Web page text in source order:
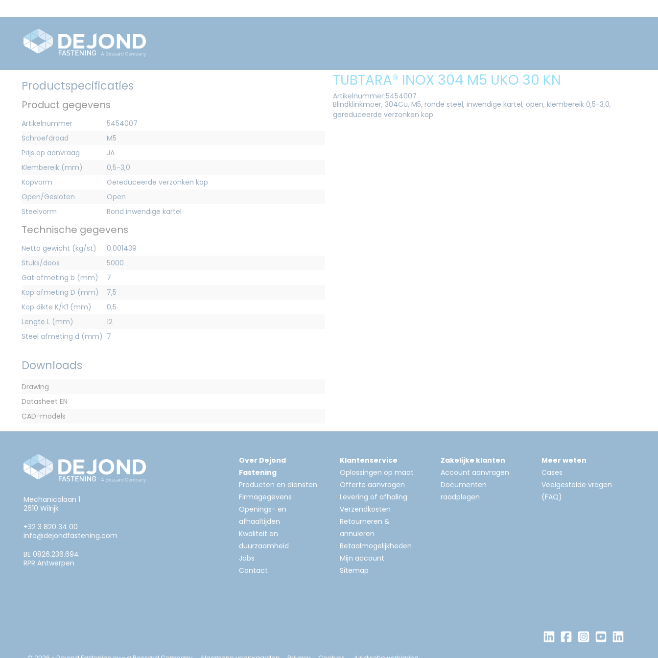
Productspecificaties
Product gegevens
Artikelnummer
5454007
Schroefdraad
M5
Prijs op aanvraag
JA
Klembereik (mm)
0,5-3,0
Kopvorm
Gereduceerde verzonken kop
Open/Gesloten
Open
Steelvorm
Rond inwendige kartel
Technische gegevens
Netto gewicht (kg/st)
0.001439
Stuks/doos
5000
Gat afmeting b (mm)
7
Kop afmeting D (mm)
7,5
Kop dikte K/K1 (mm)
0,5
Lengte L (mm)
12
Steel afmeting d (mm) 7
Downloads
Drawing
Datasheet EN
CAD-models
TUBTARA® INOX 304 M5 UKO 30 KN
Artikelnummer 5454007
Blindklinkmoer, 304Cu, M5, ronde steel, inwendige kartel, open, klembereik 0,5-3,0,
gereduceerde verzonken kop
Mechanicalaan 1
2610 Wilrijk
+32 3 820 34 00
info@dejondfastening.com
BE 0826.236.694
RPR Antwerpen
Over Dejond
Fastening
Producten en diensten
Firmagegevens
Openings- en
afhaaltijden
Kwaliteit en
duurzaamheid
Jobs
Contact
Klantenservice
Oplossingen op maat
Offerte aanvragen
Levering of afhaling
Verzendkosten
Retourneren &
annuleren
Betaalmogelijkheden
Mijn account
Sitemap
Zakelijke klanten
Account aanvragen
Documenten
raadplegen
Meer weten
Cases
Veelgestelde vragen
(FAQ)